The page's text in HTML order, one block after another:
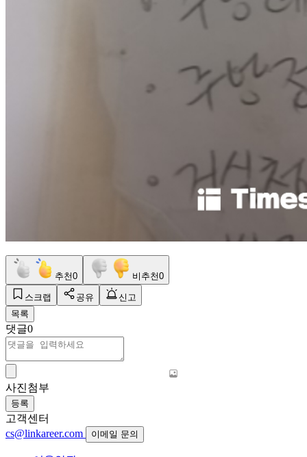
추천0 비추천0
스크랩 공유
신고
목록
댓글0
사진첨부
등록
고객센터
cs@linkareer.com
이메일 문의